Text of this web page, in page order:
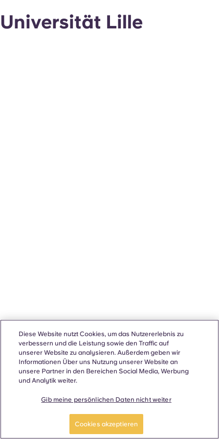
Universität Lille
Diese Website nutzt Cookies, um das Nutzererlebnis zu
verbessern und die Leistung sowie den Traffic auf
unserer Website zu analysieren. Außerdem geben wir
Informationen Über uns Nutzung unserer Website an
unsere Partner in den Bereichen Social Media, Werbung
und Analytik weiter.
Gib meine persönlichen Daten nicht weiter
Cookies akzeptieren